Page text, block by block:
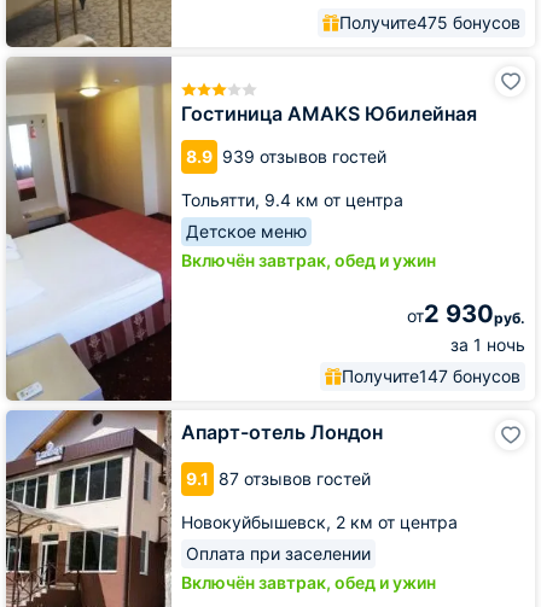
Получите475 бонусов
Гостиница AMAKS Юбилейная
8.9 939 отзывов гостей
Тольятти, 9.4 км от центра
Детское меню
Включён завтрак, обед и ужин
от2 930руб.
за 1 ночь
Получите147 бонусов
Гостиница
AMAKS
Юбилейная
Апарт-отель Лондон
9.1 87 отзывов гостей
Новокуйбышевск, 2 км от центра
Оплата при заселении
Включён завтрак, обед и ужин
Апарт-
отель
Лондон